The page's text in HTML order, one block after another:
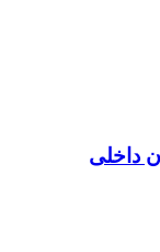
داخلی